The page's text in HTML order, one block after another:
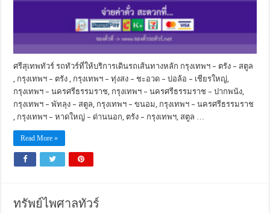
ศรีสุเทพทัวร์ รถทัวร์ที่ให้บริการเดินรถเส้นทางหลัก กรุงเทพฯ – ตรัง – สตูล
, กรุงเทพฯ – ตรัง , กรุงเทพฯ – ทุ่งสง – ชะอวด – บ่อล้อ – เชียรใหญ่,
กรุงเทพฯ – นครศรีธรรมราช, กรุงเทพฯ – นครศรีธรรมราช – ปากพนัง,
กรุงเทพฯ – พัทลุง – สตูล, กรุงเทพฯ – ขนอม, กรุงเทพฯ – นครศรีธรรมราช
, กรุงเทพฯ – หาดใหญ่ – ด่านนอก, ตรัง – กรุงเทพฯ, สตูล …
Read More »
ทรัพย์ไพศาลทัวร์